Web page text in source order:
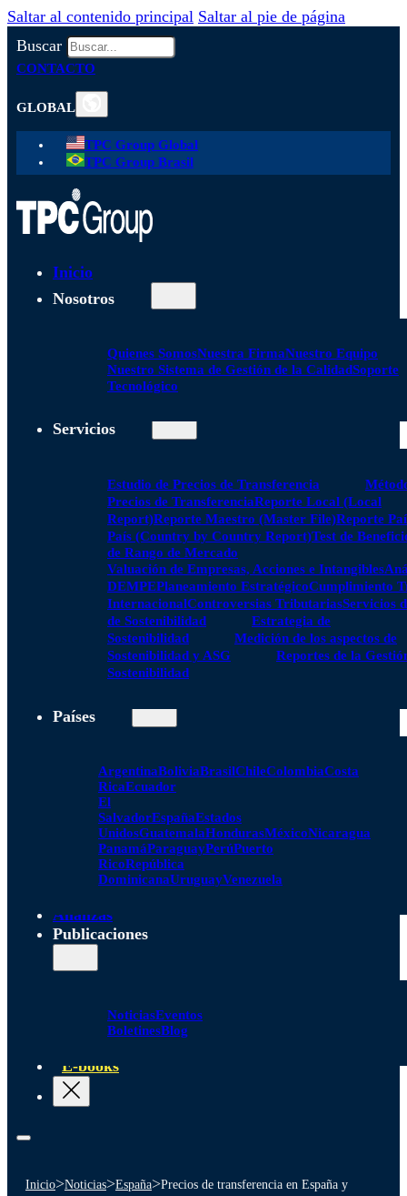
Saltar al contenido principal Saltar al pie de página
Buscar
CONTACTO
GLOBAL
TPC Group Global
TPC Group Brasil
Inicio
Nosotros
Quienes SomosNuestra FirmaNuestro Equipo
Nuestro Sistema de Gestión de la CalidadSoporte
Tecnológico
Servicios
Estudio de Precios de Transferencia
Precios de TransferenciaReporte Local (Local
Report)Reporte Maestro (Master File)Reporte
País (Country by Country Report)Test de
de Rango de Mercado
Valuación de Empresas, Acciones e Intangibles
DEMPEPlaneamiento EstratégicoCumplimiento
InternacionalControversias TributariasServicios
de Sostenibilidad
Estrategia de
Sostenibilidad
Medición de los aspectos de
Sostenibilidad y ASG
Reportes de la
Sostenibilidad
Países
ArgentinaBoliviaBrasilChileColombiaCosta
RicaEcuador
El
SalvadorEspañaEstados
UnidosGuatemalaHondurasMéxicoNicaragua
PanamáParaguayPerúPuerto
RicoRepública
DominicanaUruguayVenezuela
Alianzas
Publicaciones
NoticiasEventos
BoletinesBlog
E-books
Inicio>Noticias>España>Precios de transferencia en España y